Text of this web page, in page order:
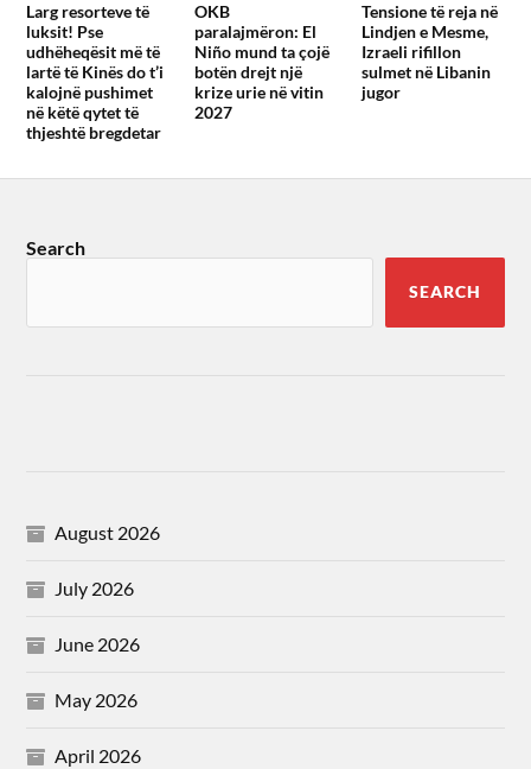
Larg resorteve të
luksit! Pse
udhëheqësit më të
lartë të Kinës do t’i
kalojnë pushimet
në këtë qytet të
thjeshtë bregdetar
OKB
paralajmëron: El
Niño mund ta çojë
botën drejt një
krize urie në vitin
2027
Tensione të reja në
Lindjen e Mesme,
Izraeli rifillon
sulmet në Libanin
jugor
Search
SEARCH
August 2026
July 2026
June 2026
May 2026
April 2026